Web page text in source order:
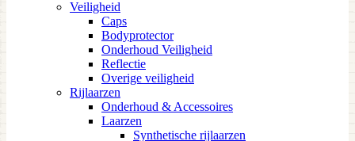
Veiligheid
Caps
Bodyprotector
Onderhoud Veiligheid
Reflectie
Overige veiligheid
Rijlaarzen
Onderhoud & Accessoires
Laarzen
Synthetische rijlaarzen